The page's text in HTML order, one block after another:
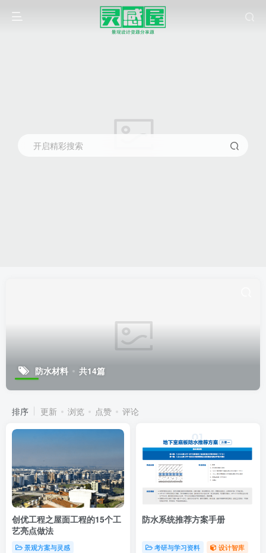
开启精彩搜索
防水材料 共14篇
排序 更新 浏览 点赞 评论
创优工程之屋面工程的15个工
艺亮点做法
景观方案与灵感
防水系统推荐方案手册
考研与学习资料 设计智库